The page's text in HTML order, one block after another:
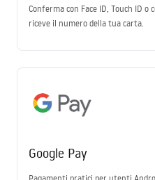
Conferma con Face ID, Touch ID o
riceve il numero della tua carta.
Google Pay